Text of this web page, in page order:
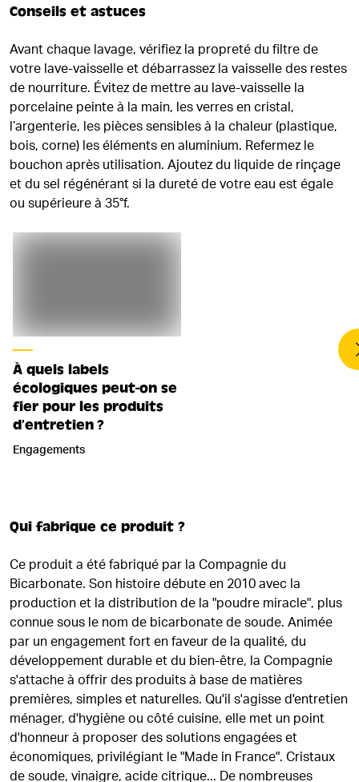
Conseils et astuces
Avant chaque lavage, vérifiez la propreté du filtre de
votre lave-vaisselle et débarrassez la vaisselle des restes
de nourriture. Évitez de mettre au lave-vaisselle la
porcelaine peinte à la main, les verres en cristal,
l’argenterie, les pièces sensibles à la chaleur (plastique,
bois, corne) les éléments en aluminium. Refermez le
bouchon après utilisation. Ajoutez du liquide de rinçage
et du sel régénérant si la dureté de votre eau est égale
ou supérieure à 35°f.
À quels labels
écologiques peut-on se
fier pour les produits
d’entretien ?
Engagements
Qui fabrique ce produit ?
Ce produit a été fabriqué par la Compagnie du
Bicarbonate. Son histoire débute en 2010 avec la
production et la distribution de la "poudre miracle", plus
connue sous le nom de bicarbonate de soude. Animée
par un engagement fort en faveur de la qualité, du
développement durable et du bien-être, la Compagnie
s'attache à offrir des produits à base de matières
premières, simples et naturelles. Qu'il s'agisse d'entretien
ménager, d'hygiène ou côté cuisine, elle met un point
d'honneur à proposer des solutions engagées et
économiques, privilégiant le "Made in France". Cristaux
de soude, vinaigre, acide citrique... De nombreuses